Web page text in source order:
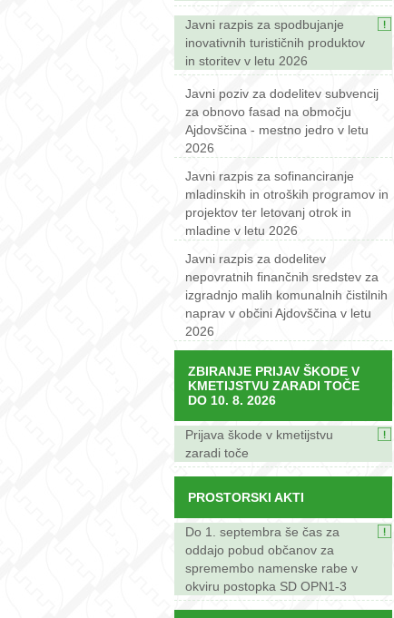
Javni razpis za spodbujanje
inovativnih turističnih produktov
in storitev v letu 2026
Javni poziv za dodelitev subvencij
za obnovo fasad na območju
Ajdovščina - mestno jedro v letu
2026
Javni razpis za sofinanciranje
mladinskih in otroških programov in
projektov ter letovanj otrok in
mladine v letu 2026
Javni razpis za dodelitev
nepovratnih finančnih sredstev za
izgradnjo malih komunalnih čistilnih
naprav v občini Ajdovščina v letu
2026
ZBIRANJE PRIJAV ŠKODE V
KMETIJSTVU ZARADI TOČE
DO 10. 8. 2026
Prijava škode v kmetijstvu
zaradi toče
PROSTORSKI AKTI
Do 1. septembra še čas za
oddajo pobud občanov za
spremembo namenske rabe v
okviru postopka SD OPN1-3